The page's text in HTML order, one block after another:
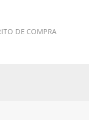
DE COMPRA